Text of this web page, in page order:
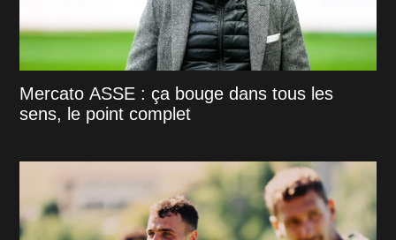
Mercato ASSE : ça bouge dans tous les
sens, le point complet